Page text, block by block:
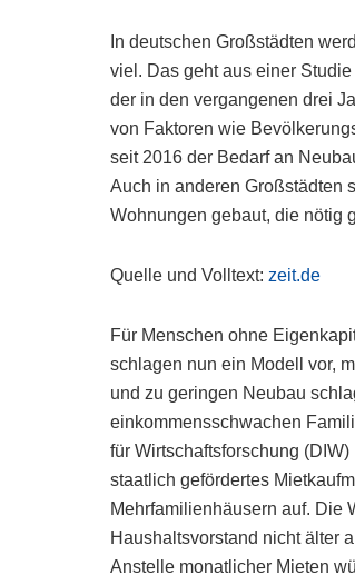
In deutschen Großstädten
viel. Das geht aus einer
der in den vergangenen drei
von Faktoren wie
seit 2016 der Bedarf an
Auch in anderen Großstädten
Wohnungen gebaut, die nötig
Quelle und Volltext:zeit.de
Für Menschen ohne
schlagen nun ein Modell vor,
und zu geringen Neubau
einkommensschwachen
für Wirtschaftsforschung
staatlich gefördertes
Mehrfamilienhäusern auf. Die
Haushaltsvorstand nicht älter
Anstelle monatlicher Mieten